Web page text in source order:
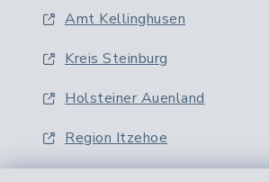
Amt Kellinghusen
Kreis Steinburg
Holsteiner Auenland
Region Itzehoe